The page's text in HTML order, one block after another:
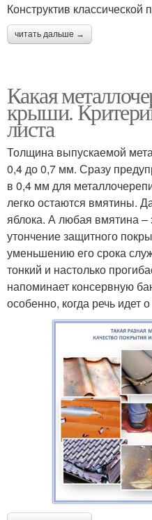
Конструктив классической
читать дальше →
Какая
крыши.
листа
Толщина выпускаемой
0,4 до 0,7 мм. Сразу
в 0,4 мм для
легко остаются вмятины.
яблока. А любая вмятина
утончение защитного
уменьшению его срока
тонкий и настолько
напоминает консервную
особенно, когда речь идет